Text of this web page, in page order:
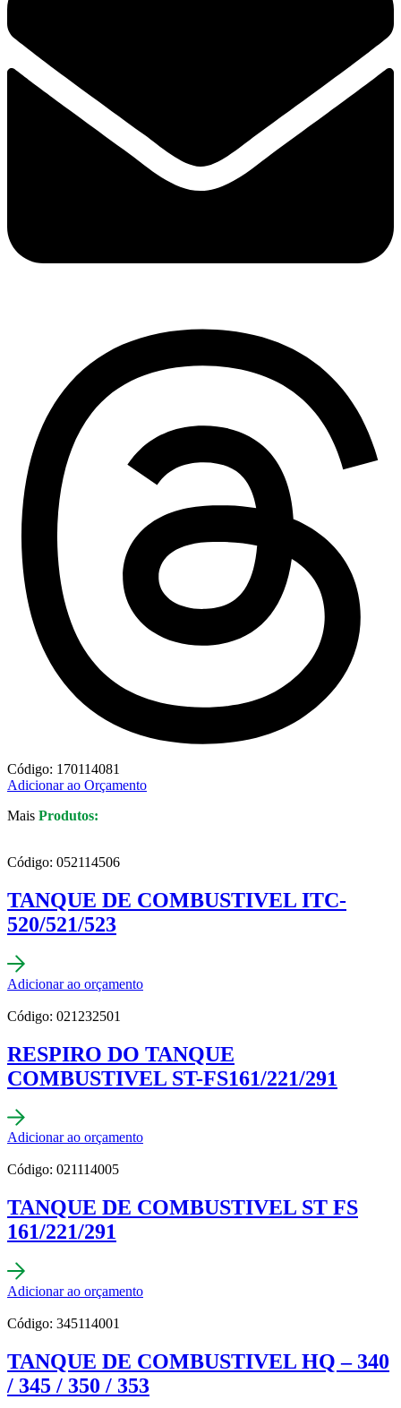
Código: 170114081
Adicionar ao Orçamento
Mais Produtos:
Código: 052114506
TANQUE DE COMBUSTIVEL ITC-
520/521/523
Adicionar ao orçamento
Código: 021232501
RESPIRO DO TANQUE
COMBUSTIVEL ST-FS161/221/291
Adicionar ao orçamento
Código: 021114005
TANQUE DE COMBUSTIVEL ST FS
161/221/291
Adicionar ao orçamento
Código: 345114001
TANQUE DE COMBUSTIVEL HQ – 340
/ 345 / 350 / 353